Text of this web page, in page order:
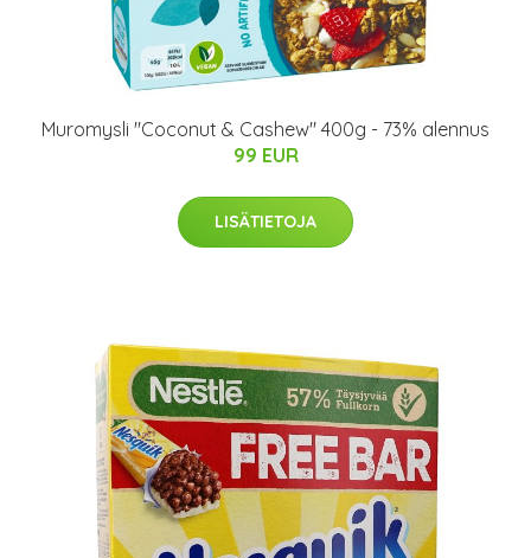
Muromysli "Coconut & Cashew" 400g - 73% alennus
99 EUR
LISÄTIETOJA